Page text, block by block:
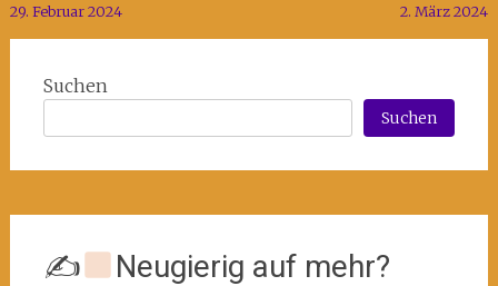
29. Februar 2024 2. März 2024
Suchen
Suchen
✍ Neugierig auf mehr?